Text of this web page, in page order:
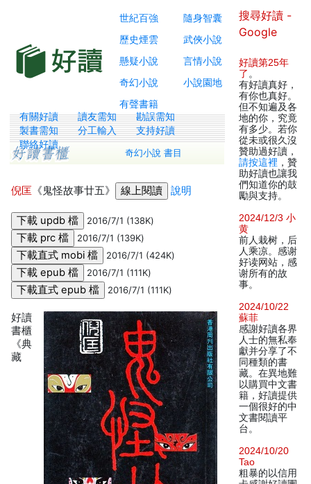
世紀百強
隨身智囊
歷史煙雲
武俠小說
懸疑小說
言情小說
奇幻小說
小說園地
有聲書籍
有關好讀 讀友需知
勘誤需知
製書需知
分工輸入
支持好讀
聯絡好讀
奇幻小說 書目
倪匡 《鬼怪故事廿五》 說明
2016/7/1 (138K)
2016/7/1 (139K)
2016/7/1 (424K)
2016/7/1 (111K)
2016/7/1 (111K)
好讀
書櫃
《典
藏
搜尋好讀 -
Google
好讀第25年
了 。
有好讀真好，
有你也真好。
但不知遍及各
地的你，究竟
有多少。若你
從未或很久沒
贊助過好讀，
請按這裡 ，贊
助好讀也讓我
們知道你的鼓
勵與支持。
2024/12/3 小
黄
前人栽树，后
人乘凉。感谢
好读网站，感
谢所有的故
事。
2024/10/22
蘇菲
感謝好讀各界
人士的無私奉
獻并分享了不
同種類的書
藏。在異地難
以購買中文書
籍，好讀提供
一個很好的中
文書閱讀平
台。
2024/10/20
Tao
粗暴的以信用